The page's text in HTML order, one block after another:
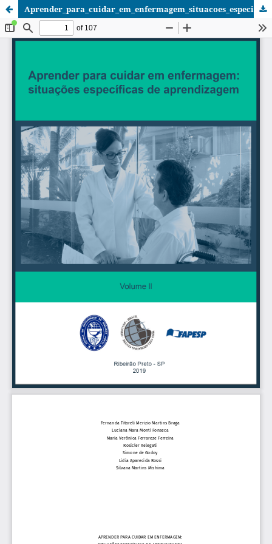
Aprender_para_cuidar_em_enfermagem_situacoes_especificas.pdf